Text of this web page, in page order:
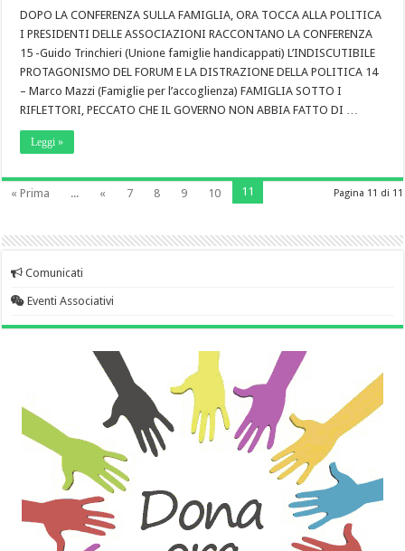
DOPO LA CONFERENZA SULLA FAMIGLIA, ORA TOCCA ALLA POLITICA
I PRESIDENTI DELLE ASSOCIAZIONI RACCONTANO LA CONFERENZA
15 -Guido Trinchieri (Unione famiglie handicappati) L’INDISCUTIBILE
PROTAGONISMO DEL FORUM E LA DISTRAZIONE DELLA POLITICA 14
– Marco Mazzi (Famiglie per l’accoglienza) FAMIGLIA SOTTO I
RIFLETTORI, PECCATO CHE IL GOVERNO NON ABBIA FATTO DI …
Leggi »
Pagina 11 di 11
« Prima ... « 7 8 9 10 11
Comunicati
Eventi Associativi